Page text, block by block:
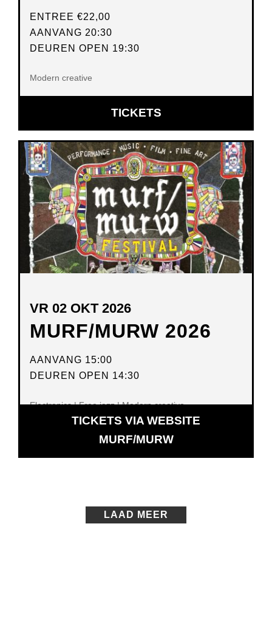
ENTREE €22,00
AANVANG 20:30
DEUREN OPEN 19:30
Modern creative
TICKETSOPENT
IN
NIEUW
VENSTER
MURF/MURW 2026
VR 02 OKT 2026
AANVANG 15:00
DEUREN OPEN 14:30
Electronics | Free jazz | Modern creative
TICKETS VIA WEBSITE
MURF/MURWOPENT
IN
LAAD MEER